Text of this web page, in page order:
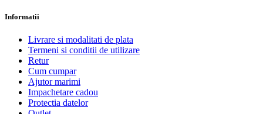
Informatii
Livrare si modalitati de plata
Termeni si conditii de utilizare
Retur
Cum cumpar
Ajutor marimi
Impachetare cadou
Protectia datelor